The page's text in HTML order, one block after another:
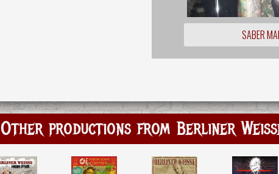
SABER
Other productions from Berliner